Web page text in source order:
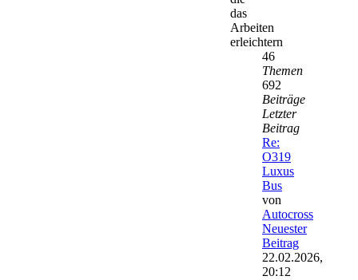
das
Arbeiten
erleichtern
46
Themen
692
Beiträge
Letzter
Beitrag
Re:
O319
Luxus
Bus
von
Autocross
Neuester
Beitrag
22.02.2026,
20:12